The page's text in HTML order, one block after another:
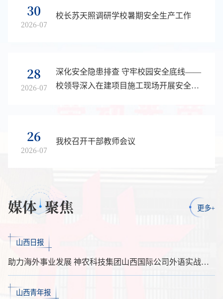
30
2026-07
校长苏天照调研学校暑期安全生产工作
28
2026-07
深化安全隐患排查 守牢校园安全底线——
校领导深入在建项目施工现场开展安全生
26
2026-07
我校召开干部教师会议
媒体 聚焦 更多+
山西日报
助力海外事业发展 神农科技集团山西国际公司外语实战培训班开班
山西青年报